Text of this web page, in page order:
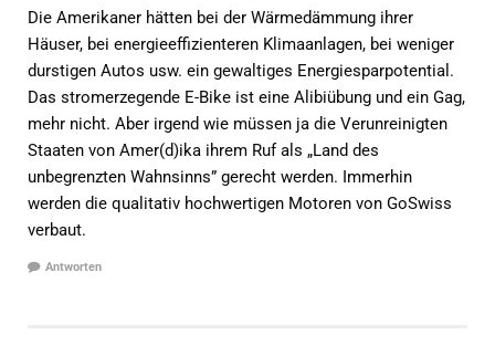
Die Amerikaner hätten bei der Wärmedämmung ihrer
Häuser, bei energieeffizienteren Klimaanlagen, bei weniger
durstigen Autos usw. ein gewaltiges Energiesparpotential.
Das stromerzegende E-Bike ist eine Alibiübung und ein Gag,
mehr nicht. Aber irgend wie müssen ja die Verunreinigten
Staaten von Amer(d)ika ihrem Ruf als „Land des
unbegrenzten Wahnsinns” gerecht werden. Immerhin
werden die qualitativ hochwertigen Motoren von GoSwiss
verbaut.
Antworten